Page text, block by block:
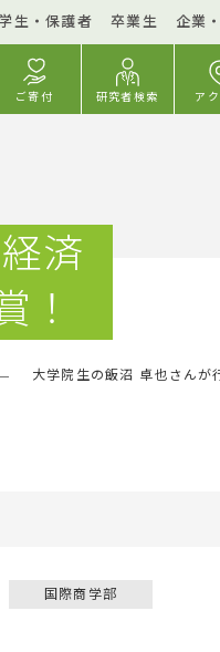
生・保護者 卒業生 企業
ご寄付 研究者検索 ア
済
！
大学院生の飯沼 卓也さんが
国際商学部